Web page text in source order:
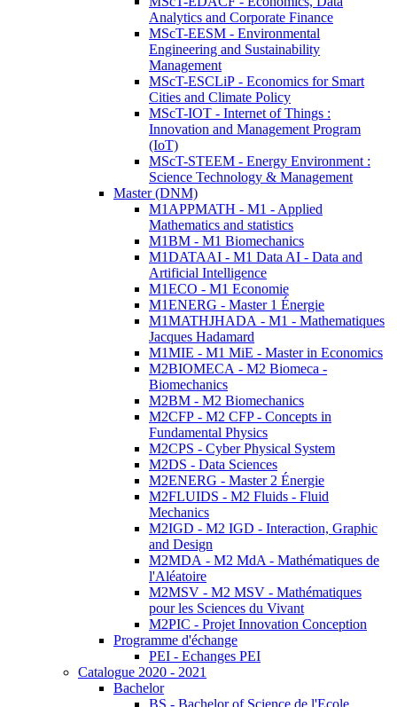
Analytics and Corporate Finance
MScT-EESM - Environmental
Engineering and Sustainability
Management
MScT-ESCLiP - Economics for Smart
Cities and Climate Policy
MScT-IOT - Internet of Things :
Innovation and Management Program
(IoT)
MScT-STEEM - Energy Environment :
Science Technology & Management
Master (DNM)
M1APPMATH - M1 - Applied
Mathematics and statistics
M1BM - M1 Biomechanics
M1DATAAI - M1 Data AI - Data and
Artificial Intelligence
M1ECO - M1 Economie
M1ENERG - Master 1 Énergie
M1MATHJHADA - M1 - Mathematiques
Jacques Hadamard
M1MIE - M1 MiE - Master in Economics
M2BIOMECA - M2 Biomeca -
Biomechanics
M2BM - M2 Biomechanics
M2CFP - M2 CFP - Concepts in
Fundamental Physics
M2CPS - Cyber Physical System
M2DS - Data Sciences
M2ENERG - Master 2 Énergie
M2FLUIDS - M2 Fluids - Fluid
Mechanics
M2IGD - M2 IGD - Interaction, Graphic
and Design
M2MDA - M2 MdA - Mathématiques de
l'Aléatoire
M2MSV - M2 MSV - Mathématiques
pour les Sciences du Vivant
M2PIC - Projet Innovation Conception
Programme d'échange
PEI - Echanges PEI
Catalogue 2020 - 2021
Bachelor
BS - Bachelor of Science de l'Ecole